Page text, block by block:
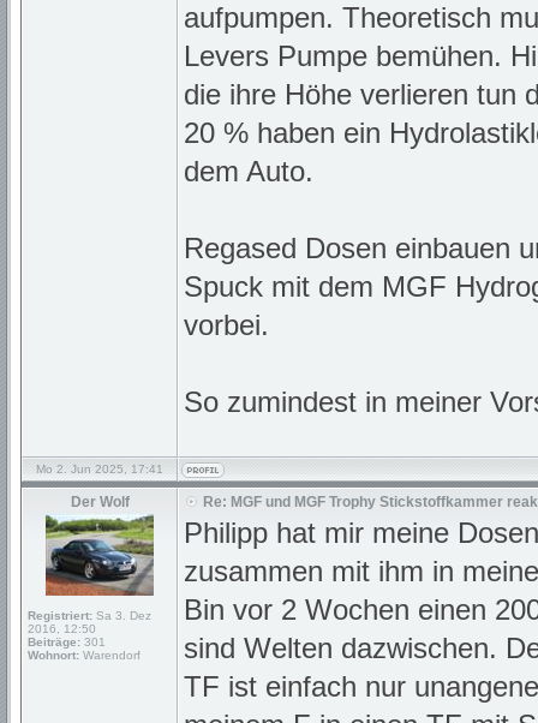
aufpumpen. Theoretisch
Levers Pumpe bemühen.
die ihre Höhe verlieren tun
20 % haben ein
dem Auto.
Regased Dosen einbauen
Spuck mit dem MGF
vorbei.
So zumindest in meiner
Mo 2. Jun 2025, 17:41
Der Wolf
Registriert: Sa 3. Dez
2016, 12:50
Beiträge: 301
Wohnort: Warendorf
Re: MGF und MGF Trophy Stickstoffkammer
Philipp hat mir meine
zusammen mit ihm in
Bin vor 2 Wochen einen
sind Welten dazwischen.
TF ist einfach nur